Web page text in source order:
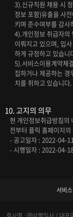
3).신규직원 채용 시
정보 포함)유출을 사
키며 준수여부를 감
4).개인정보 취급자의
이뤄지고 있으며, 입
하게 규정하고 있습니
5).서비스이용계약체
집하거나 제공하는
치를 취하고 있습니다.
10. 고지의 의무
현 개인정보취급방침의
전부터 플릭 홈페이지
- 공고일자 : 2022-04-11
- 시행일자 : 2022-04-
서비